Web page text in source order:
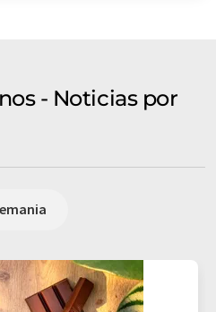
- Noticias por